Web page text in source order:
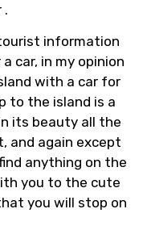
.
information
car, in my opinion
with a car for
to the island is a
its beauty all the
and again except
anything on the
you to the cute
you will stop on